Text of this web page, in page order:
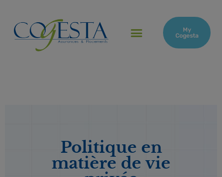
My
Cogesta
Politique en
matière de vie